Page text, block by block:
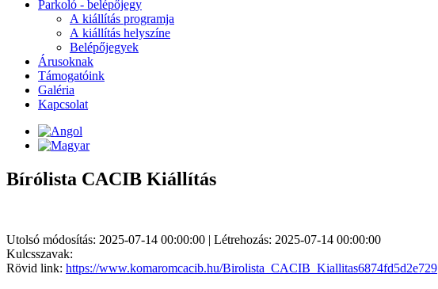
Parkoló - belépőjegy
A kiállítás programja
A kiállítás helyszíne
Belépőjegyek
Árusoknak
Támogatóink
Galéria
Kapcsolat
Bírólista CACIB Kiállítás
Utolsó módosítás: 2025-07-14 00:00:00 | Létrehozás: 2025-07-14 00:00:00
Kulcsszavak:
Rövid link: https://www.komaromcacib.hu/Birolista_CACIB_Kiallitas6874fd5d2e729